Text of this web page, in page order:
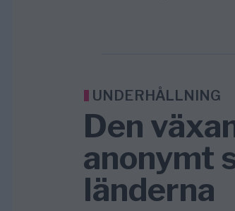
UNDERHÅLLNING
Den
anonymt
länderna